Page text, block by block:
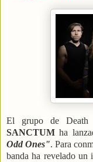
El grupo de Death
SANCTUM ha
Odd Ones".Para
banda ha revelado un